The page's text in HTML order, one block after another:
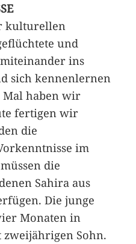
kulturellen
und
ins
sich kennenlernen
Mal haben wir
fertigen wir
die
im
die
Sahira aus
Die junge
Monaten in
Sohn.